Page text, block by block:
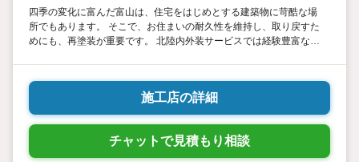
四季の変化に富んだ富山は、住宅をはじめとする建築物に苛酷な場
所でもあります。 そこで、お住まいの耐久性を維持し、取り戻すた
めにも、再塗装が重要です。 北陸内外装サービスでは経験豊富な職
施工店の詳細
チャットで見積もり相談